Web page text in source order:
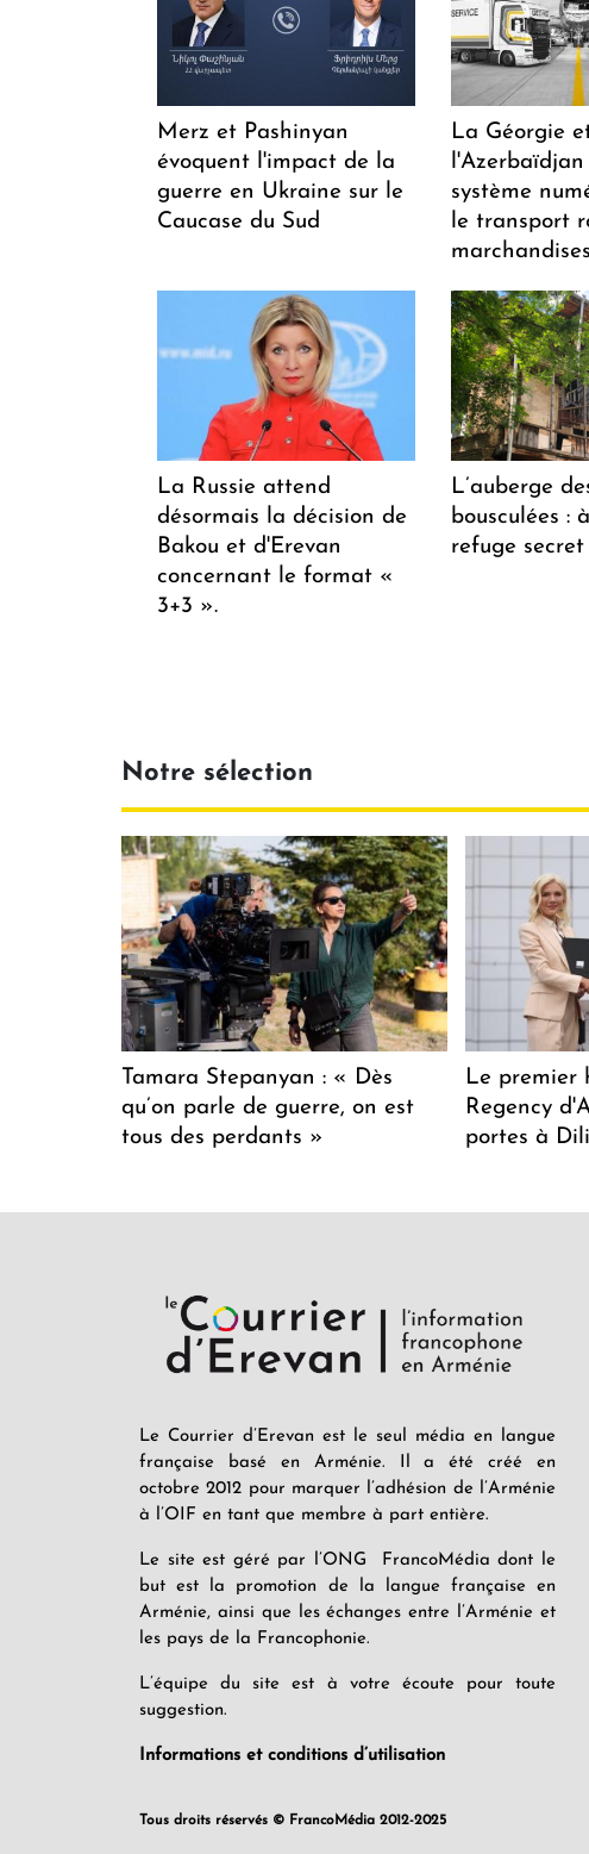
Merz et Pashinyan
évoquent l'impact de la
guerre en Ukraine sur le
Caucase du Sud
La Géorgie
système
le transport
marchandises
La Russie attend
désormais la décision de
Bakou et d'Erevan
concernant le format «
3+3 ».
L’auberge
bousculées :
refuge secret
Notre sélection
Tamara Stepanyan : « Dès
qu’on parle de guerre, on est
tous des perdants »
Le premier
Regency
portes à
Le Courrier d’Erevan est le seul média en langue
française basé en Arménie. Il a été créé en
octobre 2012 pour marquer l’adhésion de l’Arménie
à l’OIF en tant que membre à part entière.
Le site est géré par l’ONG FrancoMédia dont le
but est la promotion de la langue française en
Arménie, ainsi que les échanges entre l’Arménie et
les pays de la Francophonie.
L’équipe du site est à votre écoute pour toute
suggestion.
Informations et conditions d’utilisation
Tous droits réservés © FrancoMédia 2012-2025